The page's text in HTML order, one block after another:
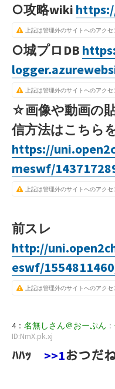
○攻略wiki
上記は管理外のサイトへのアクセ
○城プロDB
上記は管理外のサイトへのアクセ
☆画像や動画の
信方法はこちら
https://
meswf/
上記は管理外のサイトへのアクセ
前スレ
http://
eswf/
上記は管理外のサイトへのアクセ
4： 名無しさん＠おーぷん ：
ID:NmX.pk.xj
ﾊﾊｯ >>1おつだ